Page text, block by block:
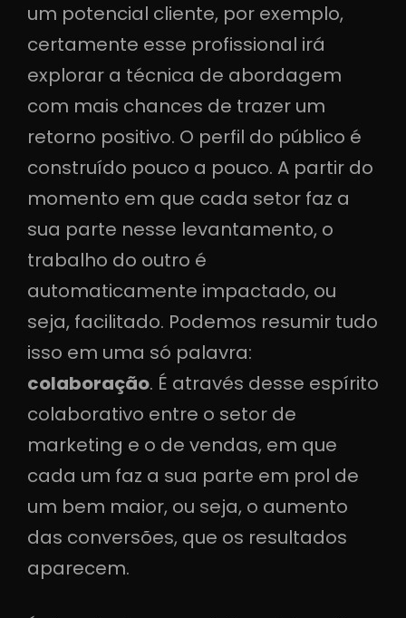
um potencial cliente, por exemplo,
certamente esse profissional irá
explorar a técnica de abordagem
com mais chances de trazer um
retorno positivo. O perfil do público é
construído pouco a pouco. A partir do
momento em que cada setor faz a
sua parte nesse levantamento, o
trabalho do outro é
automaticamente impactado, ou
seja, facilitado. Podemos resumir tudo
isso em uma só palavra:
colaboração. É através desse espírito
colaborativo entre o setor de
marketing e o de vendas, em que
cada um faz a sua parte em prol de
um bem maior, ou seja, o aumento
das conversões, que os resultados
aparecem.